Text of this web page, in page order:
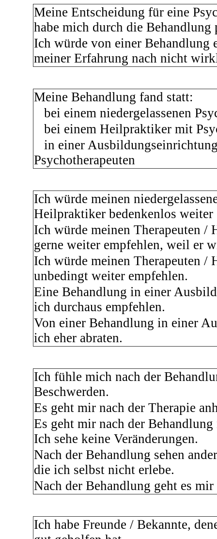
Meine Entscheidung für eine
habe mich durch die
Ich würde von einer Behandlung
meiner Erfahrung nach nicht
Meine Behandlung fand statt:
bei einem niedergelassenen
bei einem Heilpraktiker mit
in einer
Psychotherapeuten
Ich würde meinen
Heilpraktiker bedenkenlos
Ich würde meinen Therapeuten
gerne weiter empfehlen, weil er
Ich würde meinen Therapeuten /
unbedingt weiter empfehlen.
Eine Behandlung in einer
ich durchaus empfehlen.
Von einer Behandlung in einer
ich eher abraten.
Ich fühle mich nach der
Beschwerden.
Es geht mir nach der Therapie
Es geht mir nach der
Ich sehe keine Veränderungen.
Nach der Behandlung sehen
die ich selbst nicht erlebe.
Nach der Behandlung geht es
Ich habe Freunde / Bekannte,